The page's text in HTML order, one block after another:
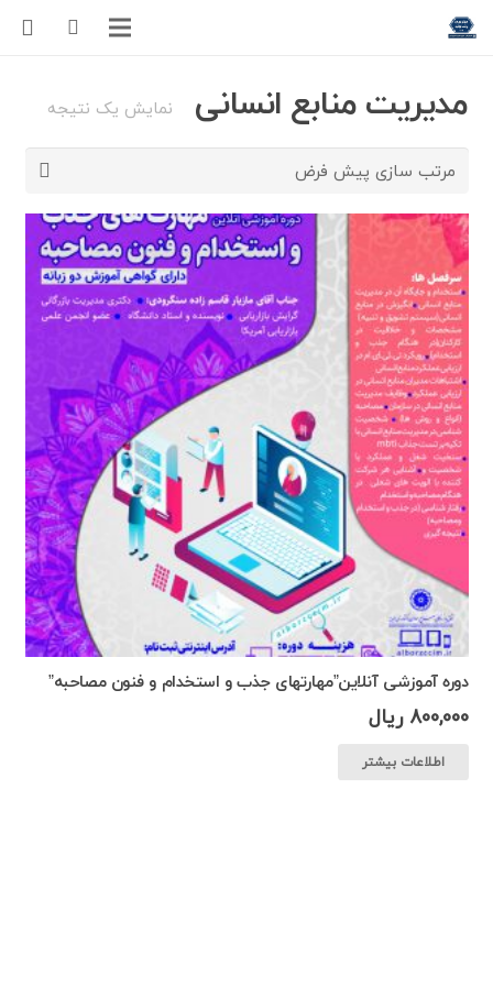
مدیریت منابع انسانی نمایش یک نتیجه
دوره آموزشی آنلاین”مهارتهای جذب و استخدام و فنون مصاحبه”
800,000 ریال
اطلاعات بیشتر